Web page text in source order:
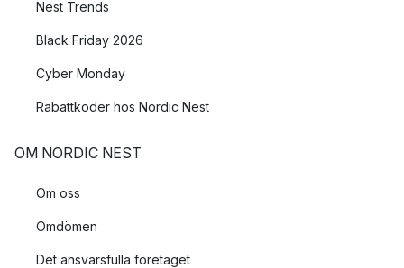
Nest Trends
Black Friday 2026
Cyber Monday
Rabattkoder hos Nordic Nest
OM NORDIC NEST
Om oss
Omdömen
Det ansvarsfulla företaget